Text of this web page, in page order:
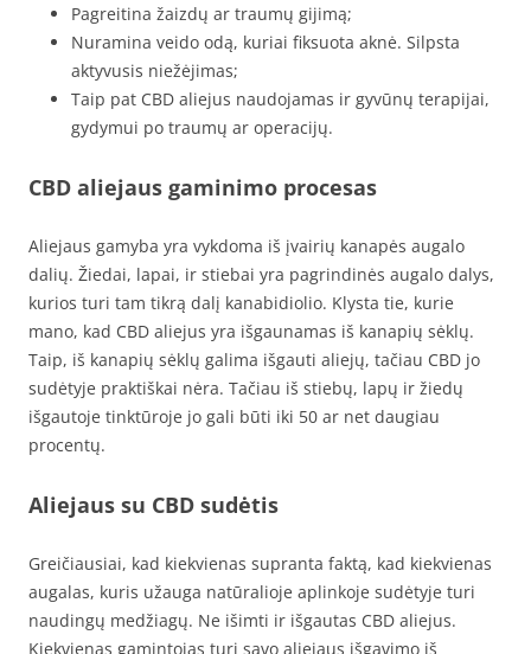
Pagreitina žaizdų ar traumų gijimą;
Nuramina veido odą, kuriai fiksuota aknė. Silpsta
aktyvusis niežėjimas;
Taip pat CBD aliejus naudojamas ir gyvūnų terapijai,
gydymui po traumų ar operacijų.
CBD aliejaus gaminimo procesas
Aliejaus gamyba yra vykdoma iš įvairių kanapės augalo
dalių. Žiedai, lapai, ir stiebai yra pagrindinės augalo dalys,
kurios turi tam tikrą dalį kanabidiolio. Klysta tie, kurie
mano, kad CBD aliejus yra išgaunamas iš kanapių sėklų.
Taip, iš kanapių sėklų galima išgauti aliejų, tačiau CBD jo
sudėtyje praktiškai nėra. Tačiau iš stiebų, lapų ir žiedų
išgautoje tinktūroje jo gali būti iki 50 ar net daugiau
procentų.
Aliejaus su CBD sudėtis
Greičiausiai, kad kiekvienas supranta faktą, kad kiekvienas
augalas, kuris užauga natūralioje aplinkoje sudėtyje turi
naudingų medžiagų. Ne išimti ir išgautas CBD aliejus.
Kiekvienas gamintojas turi savo aliejaus išgavimo iš